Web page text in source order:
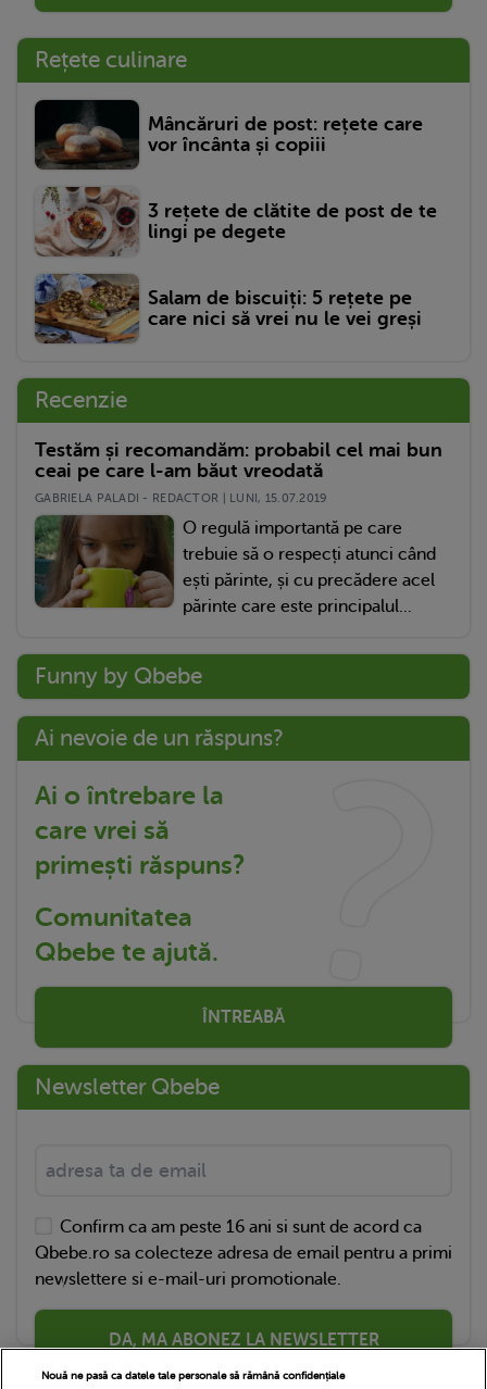
Rețete culinare
Mâncăruri de post: rețete care
vor încânta și copiii
3 rețete de clătite de post de te
lingi pe degete
Salam de biscuiți: 5 rețete pe
care nici să vrei nu le vei greși
Recenzie
Testăm și recomandăm: probabil cel mai bun
ceai pe care l-am băut vreodată
GABRIELA PALADI - REDACTOR | LUNI, 15.07.2019
O regulă importantă pe care
trebuie să o respecți atunci când
ești părinte, și cu precădere acel
părinte care este principalul...
Funny by Qbebe
Ai nevoie de un răspuns?
Ai o întrebare la
care vrei să
primești răspuns?
Comunitatea
Qbebe te ajută.
ÎNTREABĂ
Newsletter Qbebe
Confirm ca am peste 16 ani si sunt de acord ca
Qbebe.ro sa colecteze adresa de email pentru a primi
newslettere si e-mail-uri promotionale.
DA, MA ABONEZ LA NEWSLETTER
Nouă ne pasă ca datele tale personale să rămână confidențiale